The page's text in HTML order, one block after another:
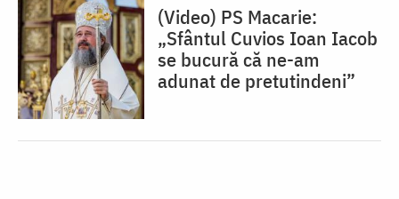
(Video) PS Macarie:
„Sfântul Cuvios Ioan Iacob
se bucură că ne-am
adunat de pretutindeni”